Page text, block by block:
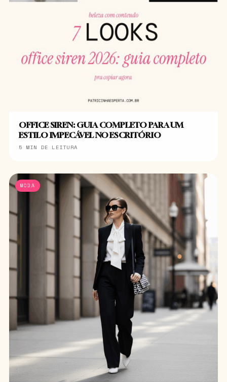
OFFICE SIREN: GUIA COMPLETO PARA UM
ESTILO IMPECÁVEL NO ESCRITÓRIO
5 MIN DE LEITURA
MODA